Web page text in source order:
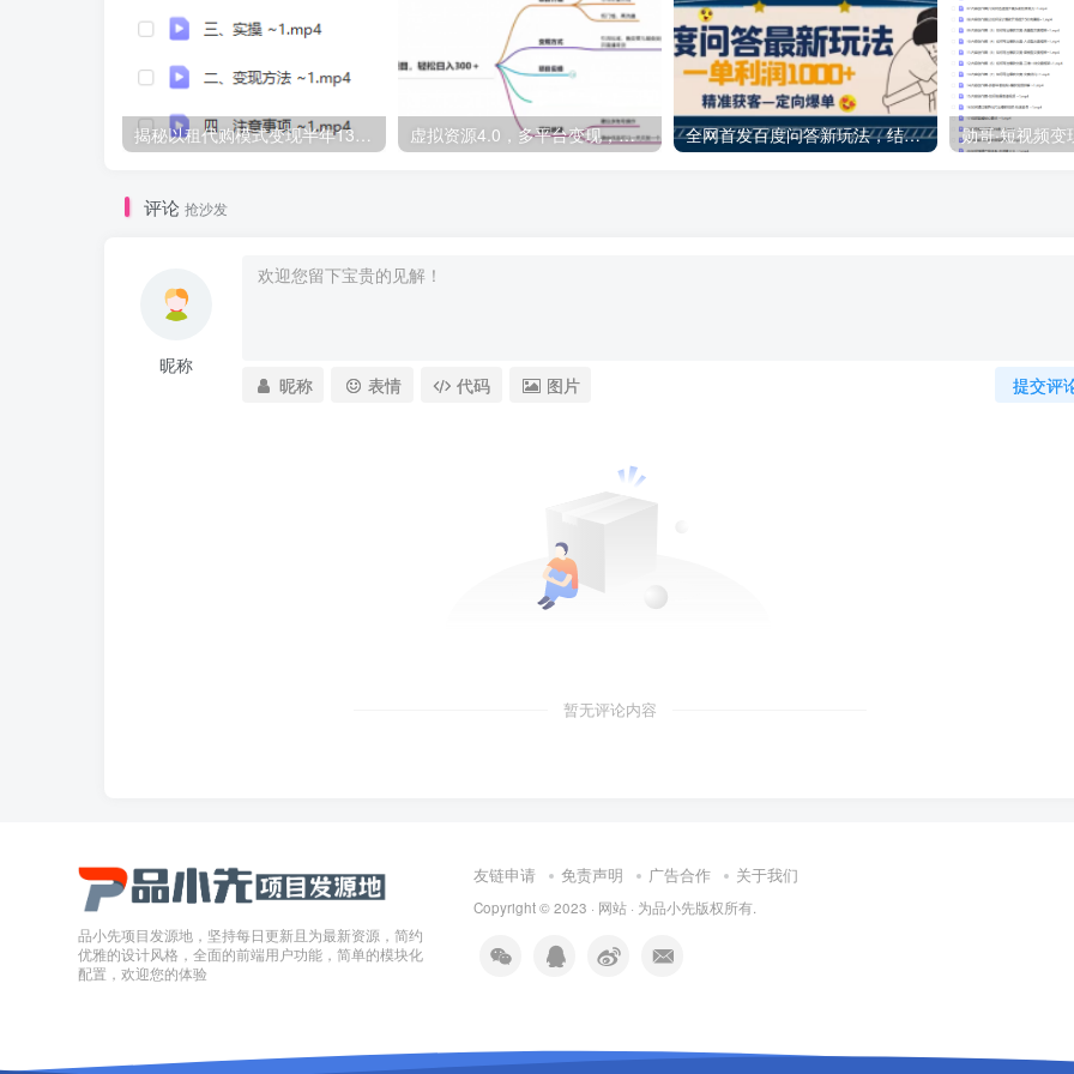
揭秘以租代购模式变现半年130W，纯绿色，胆大者看（仅揭秘） 虚拟资源4.0，多平台变现，轻松日入300-500＋【揭秘】 全网首发百度问答新玩法，结合百家号发垂直领域短视频，高效精准获客，定向咨询爆单思路
评论 抢沙发
昵称
提交评
昵称 表情 代码 图片
暂无评论内容
品小先项目发源地，坚持每日更新且为最新资源，简约
优雅的设计风格，全面的前端用户功能，简单的模块化
配置，欢迎您的体验
友链申请 免责声明 广告合作 关于我们
Copyright © 2023 · 网站 · 为品小先版权所有.